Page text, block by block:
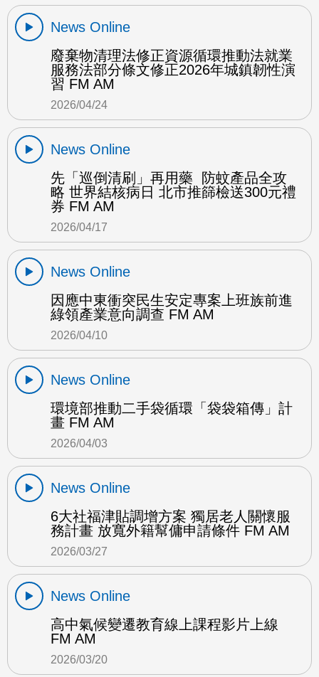
News Online
廢棄物清理法修正資源循環推動法就業
服務法部分條文修正2026年城鎮韌性演
習 FM AM
2026/04/24
News Online
先「巡倒清刷」再用藥 防蚊產品全攻
略 世界結核病日 北市推篩檢送300元禮
券 FM AM
2026/04/17
News Online
因應中東衝突民生安定專案上班族前進
綠領產業意向調查 FM AM
2026/04/10
News Online
環境部推動二手袋循環「袋袋箱傳」計
畫 FM AM
2026/04/03
News Online
6大社福津貼調增方案 獨居老人關懷服
務計畫 放寬外籍幫傭申請條件 FM AM
2026/03/27
News Online
高中氣候變遷教育線上課程影片上線
FM AM
2026/03/20